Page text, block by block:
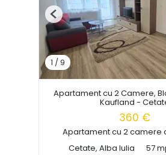
1 /9
Previous
Apartament cu 2 Camere,
Kaufland -
360 €
Apartament cu 2 camere
Cetate, Alba Iulia
57